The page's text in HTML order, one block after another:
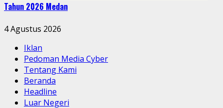
Tahun 2026 Medan
4 Agustus 2026
Iklan
Pedoman Media Cyber
Tentang Kami
Beranda
Headline
Luar Negeri